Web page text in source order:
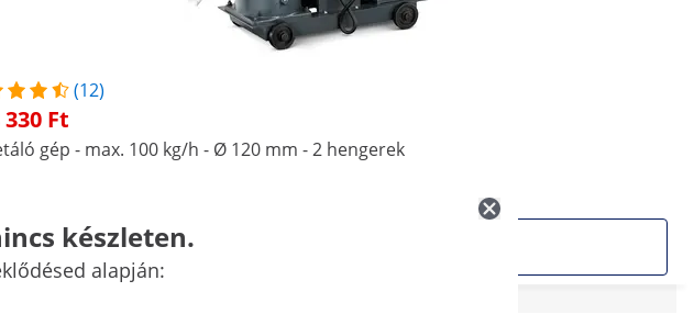
(12)
330 Ft
gép - max. 100 kg/h - Ø 120 mm - 2 hengerek
készleten.
alapján: